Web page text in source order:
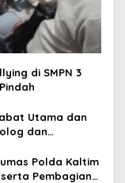
di SMPN 3
Utama dan
dan
Polda Kaltim
Pembagian